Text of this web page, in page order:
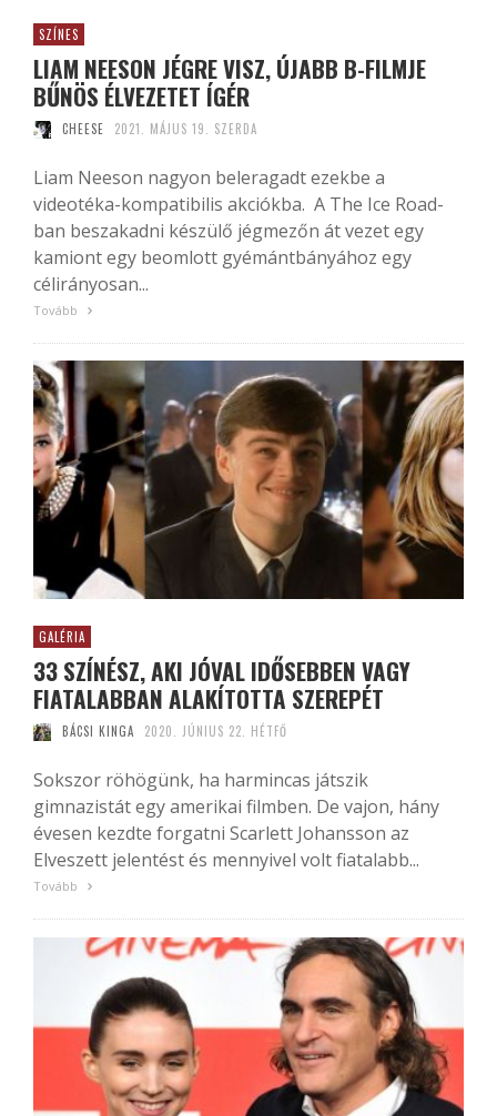
SZÍNES
LIAM NEESON JÉGRE VISZ, ÚJABB B-FILMJE
BŰNÖS ÉLVEZETET ÍGÉR
CHEESE 2021. MÁJUS 19. SZERDA
Liam Neeson nagyon beleragadt ezekbe a
videotéka-kompatibilis akciókba. A The Ice Road-
ban beszakadni készülő jégmezőn át vezet egy
kamiont egy beomlott gyémántbányához egy
célirányosan...
Tovább
GALÉRIA
33 SZÍNÉSZ, AKI JÓVAL IDŐSEBBEN VAGY
FIATALABBAN ALAKÍTOTTA SZEREPÉT
BÁCSI KINGA 2020. JÚNIUS 22. HÉTFŐ
Sokszor röhögünk, ha harmincas játszik
gimnazistát egy amerikai filmben. De vajon, hány
évesen kezdte forgatni Scarlett Johansson az
Elveszett jelentést és mennyivel volt fiatalabb...
Tovább